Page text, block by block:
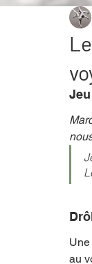
Performance
Événement
Offre spéciale
au